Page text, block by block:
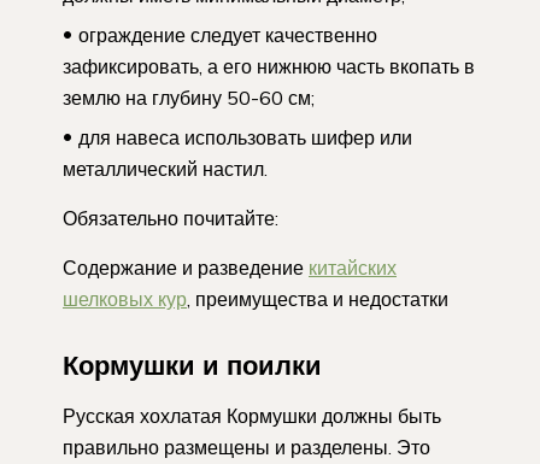
ограждение следует качественно
зафиксировать, а его нижнюю часть вкопать в
землю на глубину 50-60 см;
для навеса использовать шифер или
металлический настил.
Обязательно почитайте:
Содержание и разведение китайских
шелковых кур , преимущества и недостатки
Кормушки и поилки
Русская хохлатая Кормушки должны быть
правильно размещены и разделены. Это